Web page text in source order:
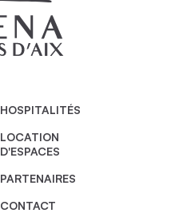
HOSPITALITÉS
LOCATION
D'ESPACES
PARTENAIRES
CONTACT